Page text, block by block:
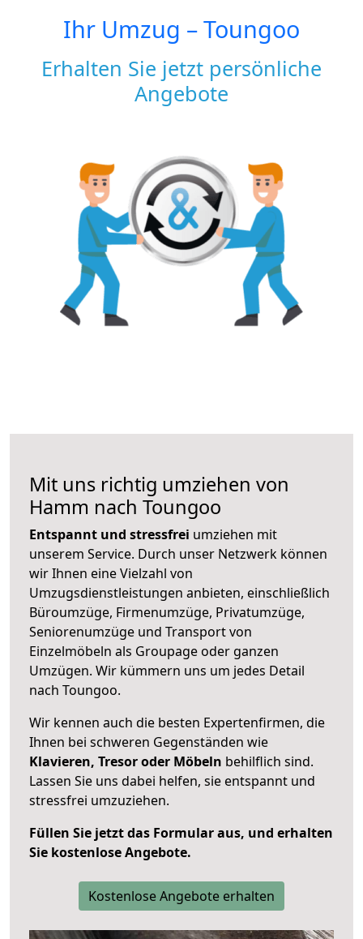
Ihr Umzug –Toungoo
Erhalten Sie jetzt persönliche
Angebote
Mit uns richtig umziehen von
Hamm nach Toungoo
Entspannt und stressfrei umziehen mit
unserem Service. Durch unser Netzwerk können
wir Ihnen eine Vielzahl von
Umzugsdienstleistungen anbieten, einschließlich
Büroumzüge, Firmenumzüge, Privatumzüge,
Seniorenumzüge und Transport von
Einzelmöbeln als Groupage oder ganzen
Umzügen. Wir kümmern uns um jedes Detail
nach Toungoo.
Wir kennen auch die besten Expertenfirmen, die
Ihnen bei schweren Gegenständen wie
Klavieren, Tresor oder Möbeln behilflich sind.
Lassen Sie uns dabei helfen, sie entspannt und
stressfrei umzuziehen.
Füllen Sie jetzt das Formular aus, und erhalten
Sie kostenlose Angebote.
Kostenlose Angebote erhalten